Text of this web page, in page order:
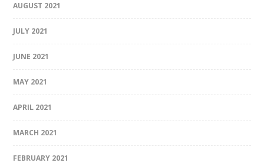
AUGUST 2021
JULY 2021
JUNE 2021
MAY 2021
APRIL 2021
MARCH 2021
FEBRUARY 2021